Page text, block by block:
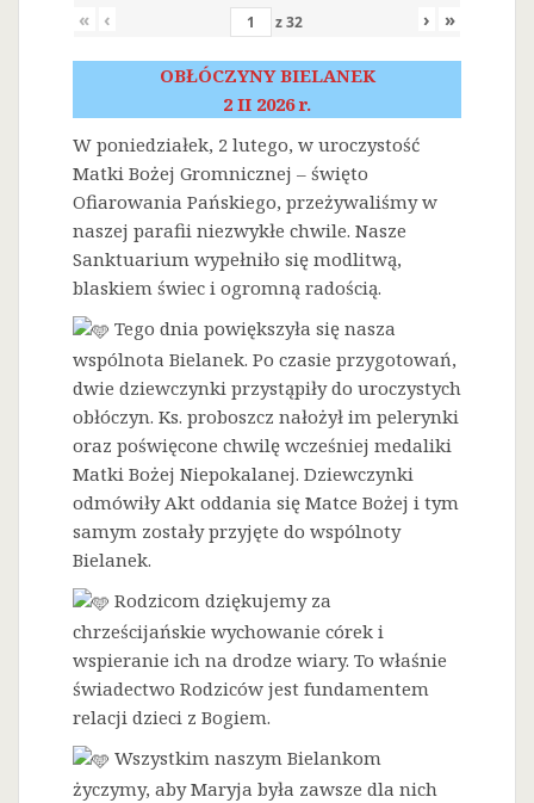
« ‹ z32 › »
OBŁÓCZYNY BIELANEK
2 II 2026 r.
W poniedziałek, 2 lutego, w uroczystość
Matki Bożej Gromnicznej – święto
Ofiarowania Pańskiego, przeżywaliśmy w
naszej parafii niezwykłe chwile. Nasze
Sanktuarium wypełniło się modlitwą,
blaskiem świec i ogromną radością.
Tego dnia powiększyła się nasza
wspólnota Bielanek. Po czasie przygotowań,
dwie dziewczynki przystąpiły do uroczystych
obłóczyn. Ks. proboszcz nałożył im pelerynki
oraz poświęcone chwilę wcześniej medaliki
Matki Bożej Niepokalanej. Dziewczynki
odmówiły Akt oddania się Matce Bożej i tym
samym zostały przyjęte do wspólnoty
Bielanek.
Rodzicom dziękujemy za
chrześcijańskie wychowanie córek i
wspieranie ich na drodze wiary. To właśnie
świadectwo Rodziców jest fundamentem
relacji dzieci z Bogiem.
Wszystkim naszym Bielankom
życzymy, aby Maryja była zawsze dla nich